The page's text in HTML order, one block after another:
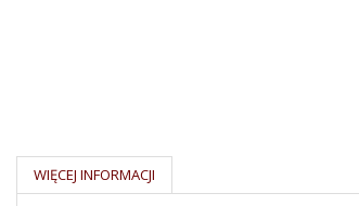
WIĘCEJ INFORMACJI